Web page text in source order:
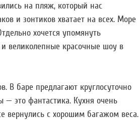
на пляж, который нас
и зонтиков хватает на всех. Море
хочется упомянуть
и великолепные красочные шоу в
В баре предлагают круглосуточно
— это фантастика. Кухня очень
вернулись с хорошим багажом веса.